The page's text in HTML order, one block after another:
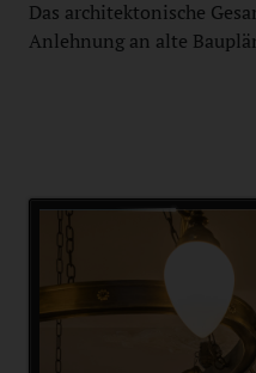
Das architektonische
Anlehnung an alte